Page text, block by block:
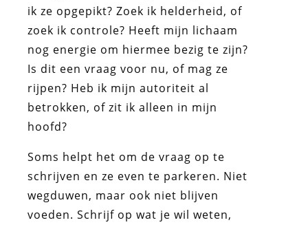
ik ze opgepikt? Zoek ik helderheid, of
zoek ik controle? Heeft mijn lichaam
nog energie om hiermee bezig te zijn?
Is dit een vraag voor nu, of mag ze
rijpen? Heb ik mijn autoriteit al
betrokken, of zit ik alleen in mijn
hoofd?
Soms helpt het om de vraag op te
schrijven en ze even te parkeren. Niet
wegduwen, maar ook niet blijven
voeden. Schrijf op wat je wil weten,